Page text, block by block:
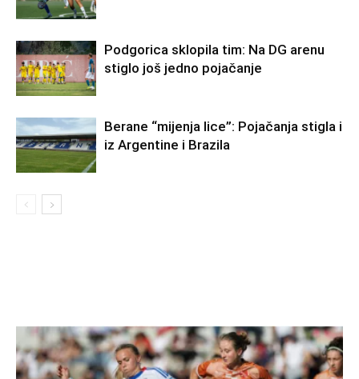
Podgorica sklopila tim: Na DG arenu
stiglo još jedno pojačanje
Berane “mijenja lice”: Pojačanja stigla i
iz Argentine i Brazila